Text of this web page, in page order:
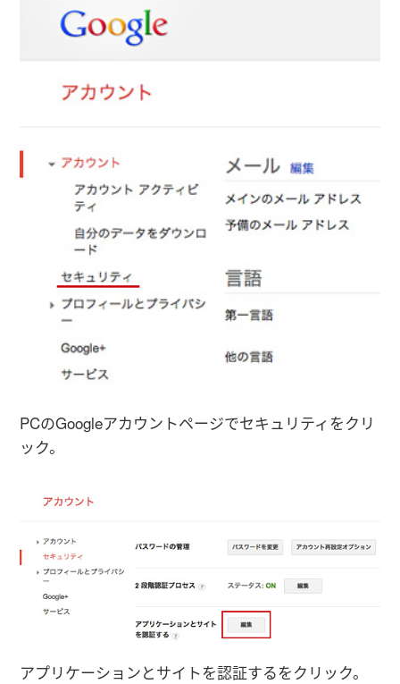
PCのGoogleアカウントページでセキュリティをクリ
ック。
アプリケーションとサイトを認証するをクリック。